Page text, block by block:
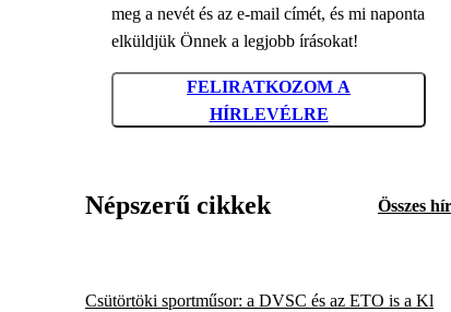
meg a nevét és az e-mail címét, és mi naponta
elküldjük Önnek a legjobb írásokat!
FELIRATKOZOM A
HÍRLEVÉLRE
Népszerű cikkek Összes hír
Csütörtöki sportműsor: a DVSC és az ETO is a Kl